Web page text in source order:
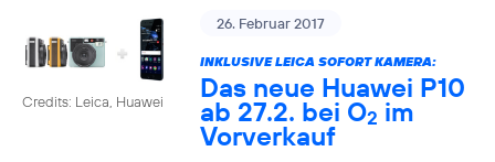
Credits: Leica, Huawei
26. Februar 2017
INKLUSIVE LEICA SOFORT KAMERA:
Das neue Huawei P10
ab 27.2. bei O2 im
Vorverkauf